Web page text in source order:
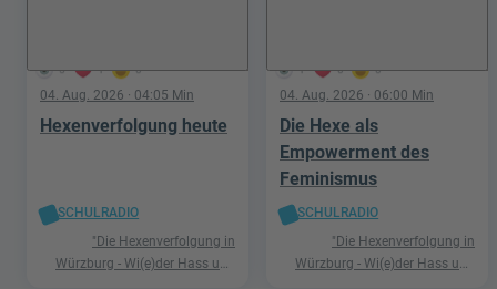
5 1 0
04. Aug. 2026 · 04:05 Min
Hexenverfolgung heute
SCHULRADIO
"Die Hexenverfolgung in
Würzburg - Wi(e)der Hass und
1 0 0
04. Aug. 2026 · 06:00 Min
Die Hexe als
Empowerment des
Feminismus
SCHULRADIO
"Die Hexenverfolgung in
Würzburg - Wi(e)der Hass und